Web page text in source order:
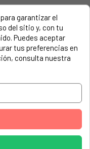
780603. SE
SI NO SE
garantizar el
del sitio y, con tu
Puedes aceptar
tus preferencias en
consulta nuestra